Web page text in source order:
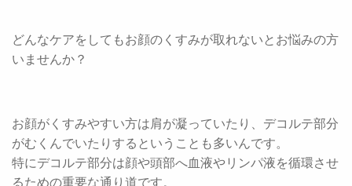
どんなケアをしてもお顔のくすみが取れないとお悩みの方
いませんか？
お顔がくすみやすい方は肩が凝っていたり、デコルテ部分
がむくんでいたりするということも多いんです。
特にデコルテ部分は顔や頭部へ血液やリンパ液を循環させ
るための重要な通り道です。